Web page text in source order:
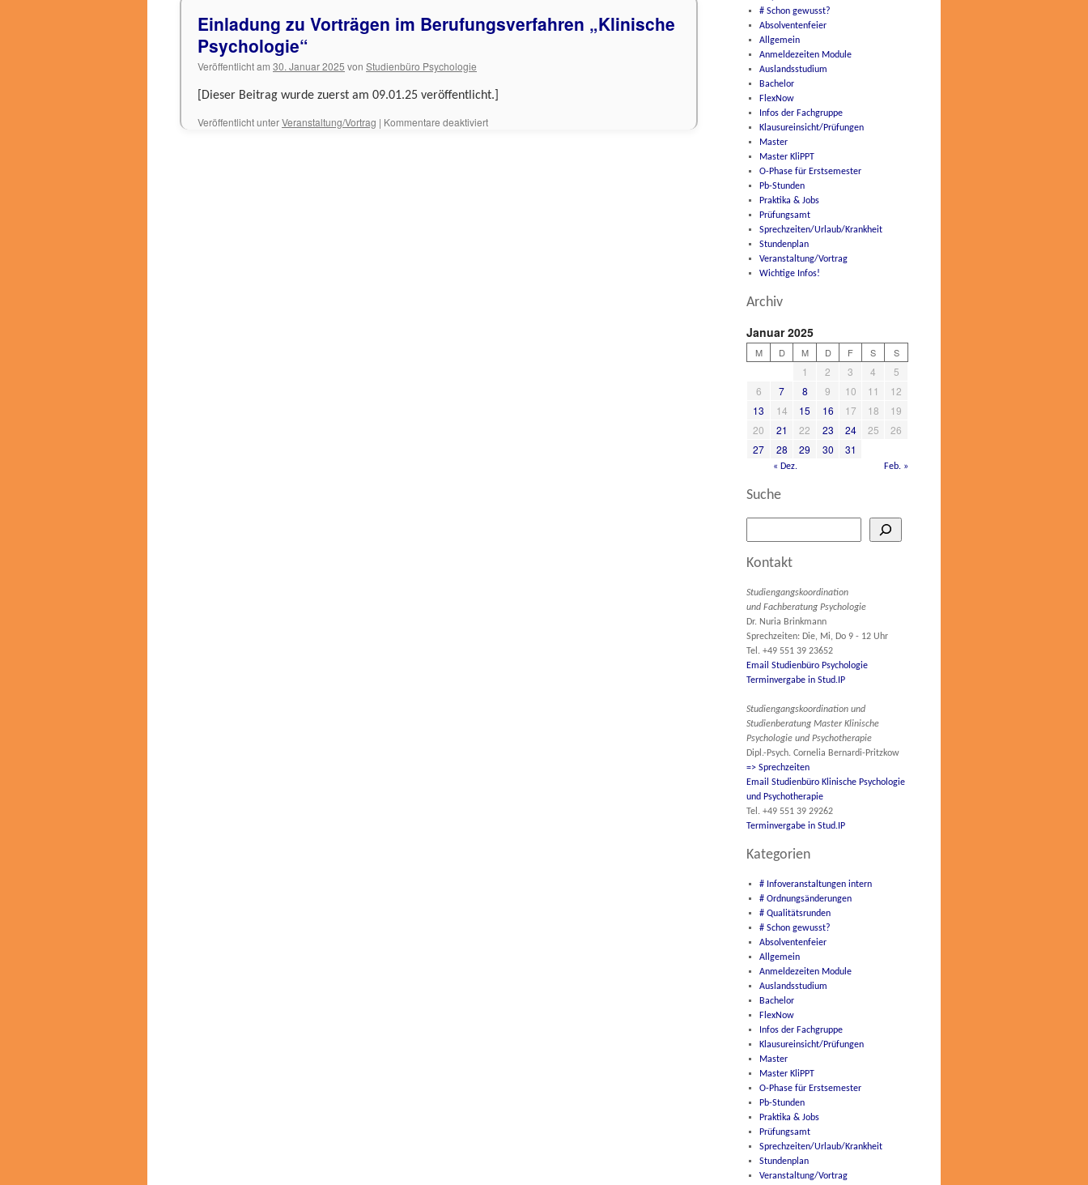
Einladung zu Vorträgen im Berufungsverfahren „Klinische
Psychologie“
Veröffentlicht am 30. Januar 2025 von Studienbüro Psychologie
[Dieser Beitrag wurde zuerst am 09.01.25 veröffentlicht.]
Veröffentlicht unterVeranstaltung/Vortrag | Kommentare deaktiviertfür
# Schon gewusst?
Absolventenfeier
Allgemein
Anmeldezeiten Module
Auslandsstudium
Bachelor
FlexNow
Infos der Fachgruppe
Klausureinsicht/Prüfungen
Master
Master KliPPT
O-Phase für Erstsemester
Pb-Stunden
Praktika & Jobs
Prüfungsamt
Sprechzeiten/Urlaub/Krankheit
Stundenplan
Veranstaltung/Vortrag
Wichtige Infos!
Archiv
Januar 2025
M D M D F S S
1 2 3 4
5
6
7 8 9 10 11
12
13
14 15 16 17 18
19
20
21 22 23 24 25
26
27
28 29 30 31
« Dez. Feb. »
Suche
Kontakt
Studiengangskoordination
und Fachberatung Psychologie
Dr. Nuria Brinkmann
Sprechzeiten: Die, Mi, Do 9 - 12 Uhr
Tel. +49 551 39 23652
Email Studienbüro Psychologie
Terminvergabe in Stud.IP
Studiengangskoordination und
Studienberatung Master Klinische
Psychologie und Psychotherapie
Dipl.-Psych. Cornelia Bernardi-Pritzkow
=> Sprechzeiten
Email Studienbüro Klinische Psychologie
und Psychotherapie
Tel. +49 551 39 29262
Terminvergabe in Stud.IP
Kategorien
# Infoveranstaltungen intern
# Ordnungsänderungen
# Qualitätsrunden
# Schon gewusst?
Absolventenfeier
Allgemein
Anmeldezeiten Module
Auslandsstudium
Bachelor
FlexNow
Infos der Fachgruppe
Klausureinsicht/Prüfungen
Master
Master KliPPT
O-Phase für Erstsemester
Pb-Stunden
Praktika & Jobs
Prüfungsamt
Sprechzeiten/Urlaub/Krankheit
Stundenplan
Veranstaltung/Vortrag